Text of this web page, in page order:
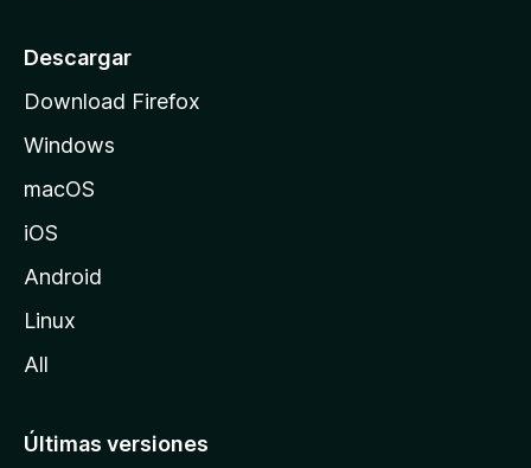
o
e
M
i
l
Descargar
Download Firefox
Windows
macOS
iOS
Android
Linux
All
Últimas versiones